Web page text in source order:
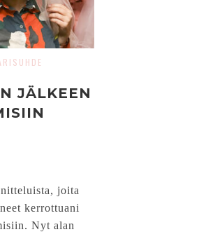
JÄLKEEN
joita
kerrottuani
Nyt alan